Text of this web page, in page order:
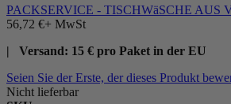
PACKSERVICE - TISCHWäSCHE AUS
56,72 €+ MwSt
| Versand: 15 € pro Paket in der EU
Seien Sie der Erste, der dieses Produkt
Nicht lieferbar